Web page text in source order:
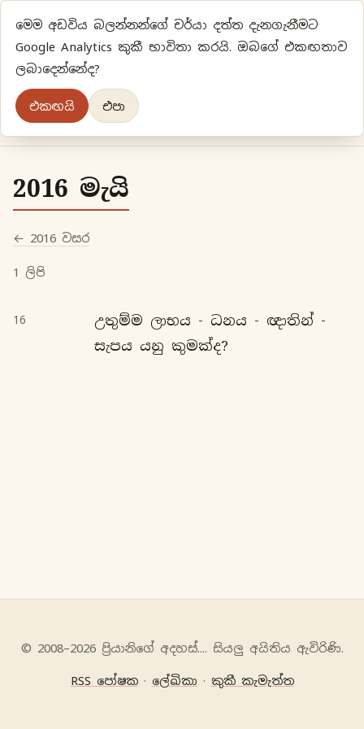
ප්‍රියානිගේ අදහස්‍...
මුල් පිටුවවර්ගීකරණ
2016 මැයි
← 2016 වසර
1 ලිපි
16
උතුම්ම ලාභය - ධනය - ඥාතින් -
සැපය යනු කුමක්ද?
© 2008–2026 ප්‍රියානිගේ අදහස්‍.... සියලු අයිතිය ඇවිරිණි.
RSS පෝෂක· ලේඛිකා · කුකී කැමැත්ත
මෙම අඩවිය බලන්නන්ගේ චර්යා දත්ත දැනගැනීමට
Google Analytics කුකී භාවිතා කරයි. ඔබගේ එකඟතාව
ලබාදෙන්නේද?
එකඟයි එපා